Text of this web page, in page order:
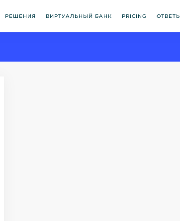
РЕШЕНИЯ ВИРТУАЛЬНЫЙ БАНК PRICING ОТВЕТЫ